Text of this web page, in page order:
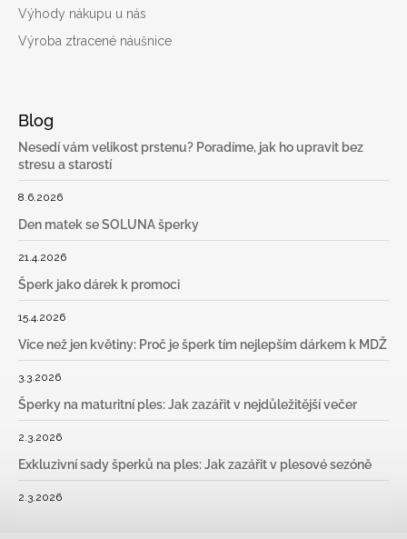
Výhody nákupu u nás
Výroba ztracené náušnice
Blog
Nesedí vám velikost prstenu? Poradíme, jak ho upravit bez
stresu a starostí
8.6.2026
Den matek se SOLUNA šperky
21.4.2026
Šperk jako dárek k promoci
15.4.2026
Více než jen květiny: Proč je šperk tím nejlepším dárkem k MDŽ
3.3.2026
Šperky na maturitní ples: Jak zazářit v nejdůležitější večer
2.3.2026
Exkluzivní sady šperků na ples: Jak zazářit v plesové sezóně
2.3.2026